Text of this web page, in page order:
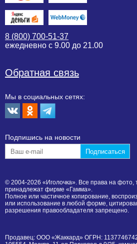
8 (800) 700-51-37
ежедневно с 9.00 до 21.00
Обратная связь
Мы в социальных сетях:
Подпишиcь на новости
© 2004-2026 «Иголочка». Все права на фото,
принадлежат фирме «Гамма».
Полное или частичное копирование,
или использование в любой форме,
разрешения правообладателя запрещено.
Продавец: ООО «Жаккард» ОГРН: